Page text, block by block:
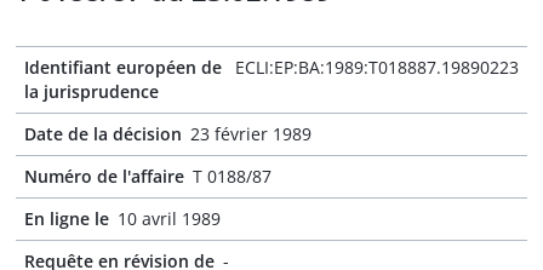
Identifiant européen de
la jurisprudence
ECLI:EP:BA:1989:T018887.19890223
Date de la décision 23 février 1989
Numéro de l'affaire T 0188/87
En ligne le 10 avril 1989
Requête en révision de -